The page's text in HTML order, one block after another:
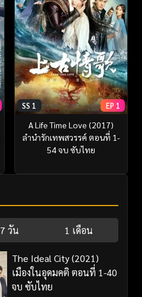
SS 1 EP 1
A Life Time Love (2017)
ลำนำรักเทพสวรรค์ ตอนที่ 1-
54 จบ ซับไทย
7 วัน 1 เดือน
The Ideal City (2021)
เมืองในอุดมคติ ตอนที่ 1-40
จบ ซับไทย